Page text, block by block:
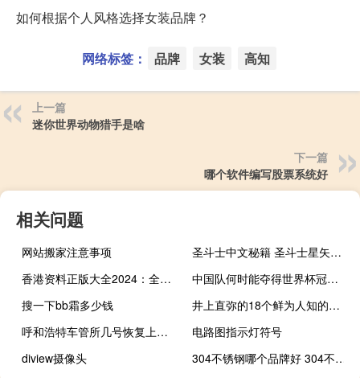
如何根据个人风格选择女装品牌？
网络标签： 品牌 女装 高知
上一篇
迷你世界动物猎手是啥
下一篇
哪个软件编写股票系统好
相关问题
网站搬家注意事项
圣斗士中文秘籍 圣斗士星矢游戏秘籍
香港资料正版大全2024：全面的数据对比解释解答-3762.ISO.881
中国队何时能夺得世界杯冠军 中国夺得世界杯冠军
搜一下bb霜多少钱
井上直弥的18个鲜为人知的真相
呼和浩特车管所几号恢复上班 呼和浩特车管所考试中心
电路图指示灯符号
diview摄像头
304不锈钢哪个品牌好 304不锈钢板厂家